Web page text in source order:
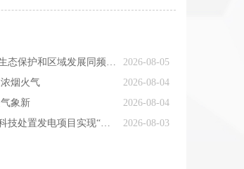
2026-08-05
福建武夷山推动生态保护和区域发展同频共振 人与青山两相和
2026-08-04
烟火气
2026-08-04
象新
2026-08-03
比什凯克市垃圾科技处置发电项目实现“变废为宝”—— “为城市绿色发展注入持久动能”